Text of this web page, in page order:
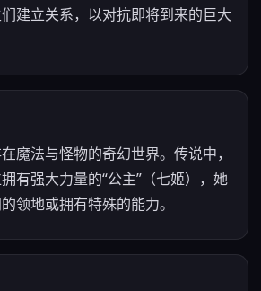
建立关系，以对抗即将到来的巨大
魔法与怪物的奇幻世界。传说中，
有强大力量的“公主”（七姬），她
领地或拥有特殊的能力。